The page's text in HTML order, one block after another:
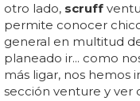
otro lado, scruff
permite conocer
general en multitud
planeado ir... como
más ligar, nos hemos
sección venture y ver